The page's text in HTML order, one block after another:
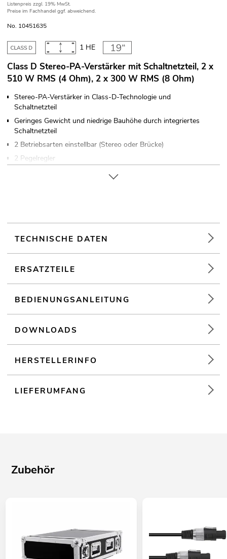
Listenpreis zzgl. 19% MwSt.
Preise im Fachhandel ggf. abweichend.
No. 10451635
1 HE
Class D Stereo-PA-Verstärker mit Schaltnetzteil, 2 x
510 W RMS (4 Ohm), 2 x 300 W RMS (8 Ohm)
Stereo-PA-Verstärker in Class-D-Technologie und
Schaltnetzteil
Geringes Gewicht und niedrige Bauhöhe durch integriertes
Schaltnetzteil
2 Betriebsarten einstellbar (Stereo oder Brücke)
2 Pegelregler
Elektronisch symmetrierte Eingänge über XLR-Einbaubuchsen
mit XLR-Durchschleifausgängen
Die Gerätekühlung erfolgt über Lüfter
Für Anwendungsgebiete wie zum Beispiel: Clubs/Tanzschulen;
Sportzentren/Fitnessstudios
TECHNISCHE DATEN
ERSATZTEILE
BEDIENUNGSANLEITUNG
DOWNLOADS
HERSTELLERINFO
LIEFERUMFANG
Zubehör